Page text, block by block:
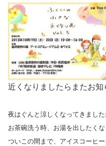
近くなりましたらまたお知
夜はぐんと涼しくなってきました
お茶碗洗う時、お湯を出したくな
ついこの間まで、アイスコーヒ